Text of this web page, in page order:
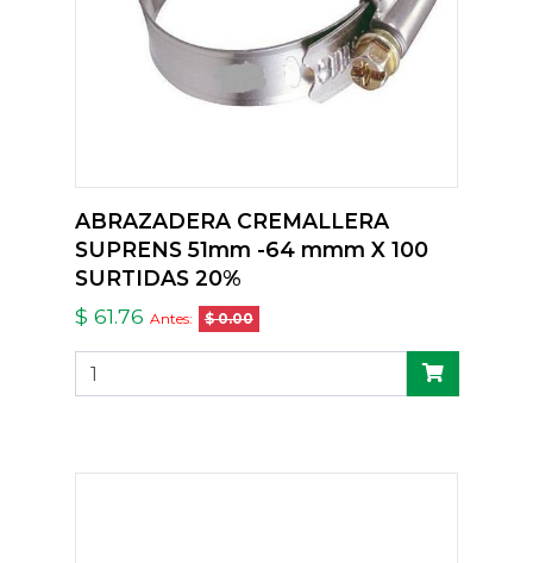
ABRAZADERA CREMALLERA
SUPRENS 51mm -64 mmm X 100
SURTIDAS 20%
$ 61.76 Antes: $ 0.00